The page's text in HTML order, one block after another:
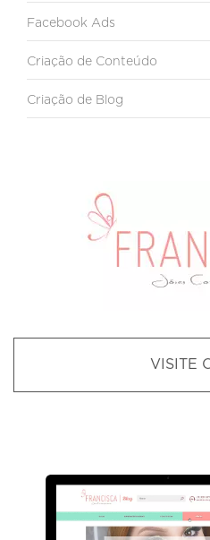
Facebook Ads
Criação de Conteúdo
Criação de Blog
VISITE